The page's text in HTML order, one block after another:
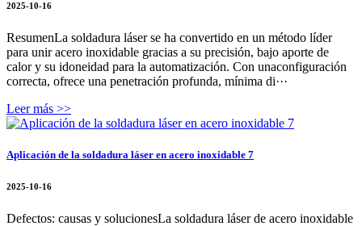
2025-10-16
ResumenLa soldadura láser se ha convertido en un método líder
para unir acero inoxidable gracias a su precisión, bajo aporte de
calor y su idoneidad para la automatización. Con unaconfiguración
correcta, ofrece una penetración profunda, mínima di···
Leer más >>
Aplicación de la soldadura láser en acero inoxidable 7
2025-10-16
Defectos: causas y solucionesLa soldadura láser de acero inoxidable